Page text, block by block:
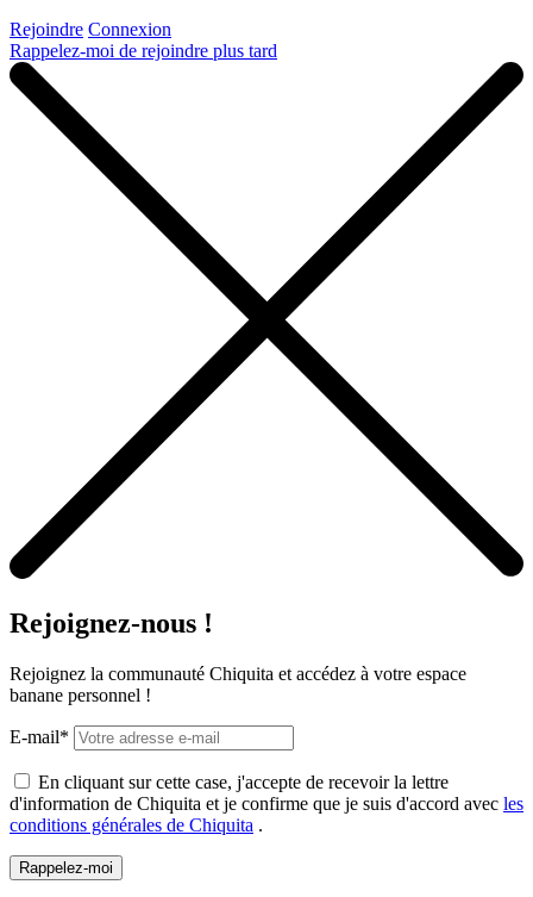
Rejoindre Connexion
Rappelez-moi de rejoindre plus tard
Rejoignez-nous !
Rejoignez la communauté Chiquita et accédez à votre espace
banane personnel !
E-mail*
En cliquant sur cette case, j'accepte de recevoir la lettre
d'information de Chiquita et je confirme que je suis d'accord avec les
conditions générales de Chiquita .